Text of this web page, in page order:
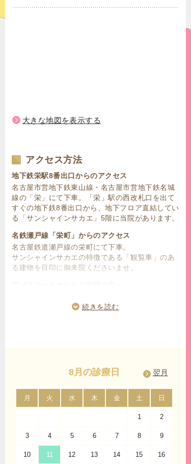
8月の診療日
月 火 水 木 金 土 日
1 2
3 4 5 6 7 8 9
10 11 12 13 14 15 16
翌月
大きな地図を表示する
アクセス方法
地下鉄栄駅8番出口からのアクセス
名古屋市営地下鉄東山線・名古屋市営地下鉄名城
線の「栄」にて下車。「栄」駅の西改札口を出て
すぐの地下鉄8番出口から、地下フロア直結してい
る「サンシャインサカエ」5階に当院があります。
名鉄瀬戸線「栄町」からのアクセス
名古屋鉄道瀬戸線の栄町にて下車。
サンシャインサカエの特徴である「観覧車」のあ
る建物を目印に御来院くださいませ。
センターのターミナル停留所が「栄」にございま
名古屋市営地下鉄桜通線「久屋大通」駅、名城線
「矢場町」駅、鶴舞線「伏見」駅からもアクセス
して頂きやすく、地上からは「錦通」と「大津
さいませ。「サンシャインサカエ」は栄地下街に
も直結しております。
続きを読む